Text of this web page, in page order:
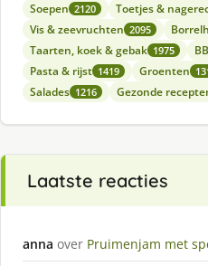
Soepen 2120 Toetjes &
Vis & zeevruchten 2095
Taarten, koek & gebak 1975
Pasta & rijst 1419 Groenten
Salades 1216 Gezonde
Laatste reacties
anna over Pruimenjam met